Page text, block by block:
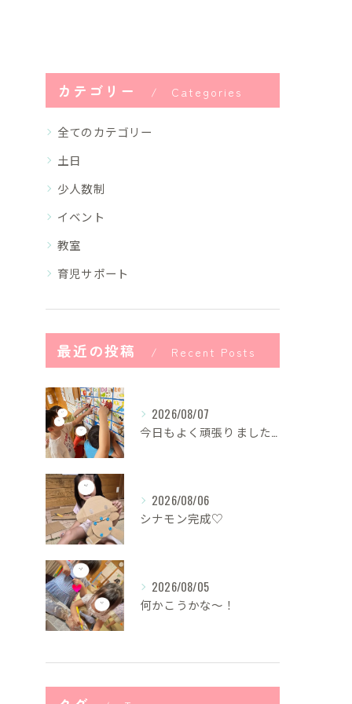
カテゴリー Categories
全てのカテゴリー
土日
少人数制
イベント
教室
育児サポート
最近の投稿 Recent Posts
2026/08/07
今日もよく頑張りました！
2026/08/06
シナモン完成♡
2026/08/05
何かこうかな〜！